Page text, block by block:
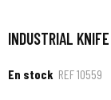
INDUSTRIAL
En stock REF10559